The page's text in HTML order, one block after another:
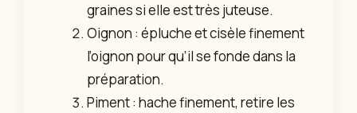
graines si elle est très juteuse.
Oignon : épluche et cisèle finement
l’oignon pour qu’il se fonde dans la
préparation.
Piment : hache finement, retire les